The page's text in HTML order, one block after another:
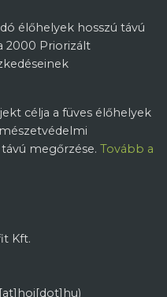
élőhelyek hosszú távú
2000 Priorizált
célja a füves élőhelyek
megőrzése. Tovább a
Kft.